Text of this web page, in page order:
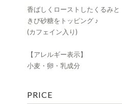
香ばしくローストしたくるみと
きび砂糖をトッピング ♪
(カフェイン入り)
【アレルギー表示】
小麦・卵・乳成分
PRICE